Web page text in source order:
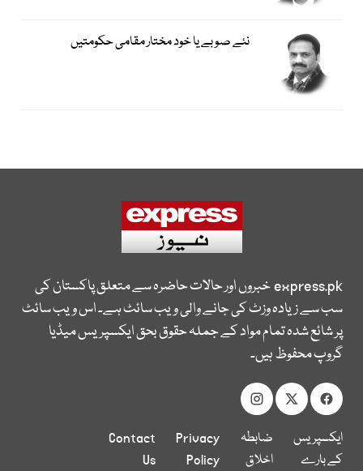
نئے صوبے یا خود مختار مقامی حکومتیں
express.pkخبروں اور حالات حاضرہ سے متعلق پاکستان کی
سب سے زیادہ وزٹ کی جانے والی ویب سائٹ ہے۔ اس ویب سائٹ
پر شائع شدہ تمام مواد کے جملہ حقوق بحق ایکسپریس میڈیا
گروپ محفوظ ہیں۔
ایکسپریس
کے بارے
ضابطہ
اخلاق
Privacy
Policy
Contact
Us